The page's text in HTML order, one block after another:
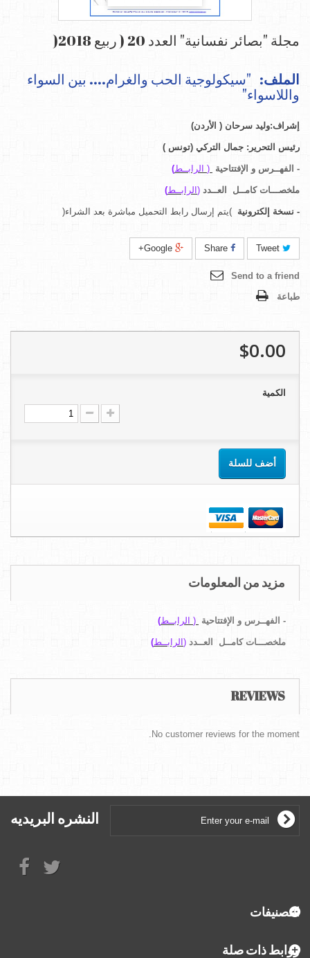
مجلة "بصائر نفسانية" العدد 20 ( ربيع 2018(
الملف: "سيكولوجية الحب والغرام.... بين السواء
واللاسواء"
شراف:وليد سرحان ( الأردن)
رئيس التحرير : جمال التركي (تونس )
- الفهــرس و الإفتتاحية ( الرابــط)
ملخصـــات كامــل العــدد ( الرابــط)
- نسخة إلكترونية )يتم إرسال رابط التحميل مباشرة بعد الشراء(
Send to a friend
طباعة
$0.00
الكمية
أضف للسلة
مزيد من المعلومات
- الفهــرس و الإفتتاحية ( الرابــط)
ملخصـــات كامــل العــدد ( الرابــط)
REVIEWS
No customer reviews for the moment.
النشره البريديه
التصنيفات
روابط ذات صلة